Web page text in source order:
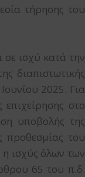
τήρησης του
ισχύ κατά την
διαπιστωτικής
2025. Για
στο
υποβολής της
προθεσμίας του
ισχύς όλων των
65 του π.δ.